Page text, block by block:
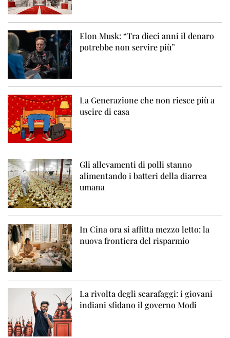
Elon Musk: “Tra dieci anni il denaro
potrebbe non servire più”
La Generazione che non riesce più a
uscire di casa
Gli allevamenti di polli stanno
alimentando i batteri della diarrea
umana
In Cina ora si affitta mezzo letto: la
nuova frontiera del risparmio
La rivolta degli scarafaggi: i giovani
indiani sfidano il governo Modi